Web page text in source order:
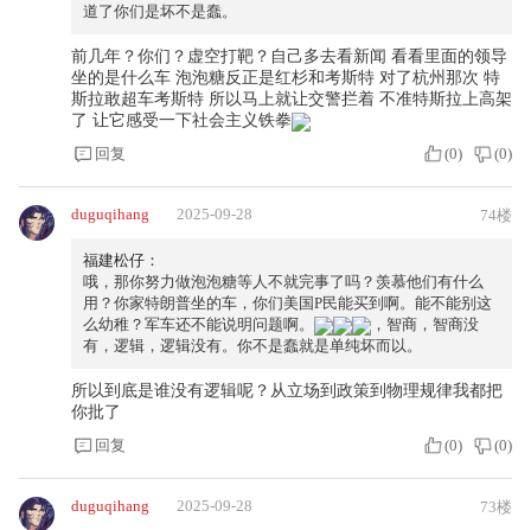
道了你们是坏不是蠢。
前几年？你们？虚空打靶？自己多去看新闻 看看里面的领导
坐的是什么车 泡泡糖反正是红杉和考斯特 对了杭州那次 特
斯拉敢超车考斯特 所以马上就让交警拦着 不准特斯拉上高架
了 让它感受一下社会主义铁拳
回复
(0) (0)
duguqihang 2025-09-28 74楼
福建松仔：
哦，那你努力做泡泡糖等人不就完事了吗？羡慕他们有什么
用？你家特朗普坐的车，你们美国P民能买到啊。能不能别这
么幼稚？军车还不能说明问题啊。
，智商，智商没
有，逻辑，逻辑没有。你不是蠢就是单纯坏而以。
所以到底是谁没有逻辑呢？从立场到政策到物理规律我都把
你批了
回复
(0) (0)
duguqihang 2025-09-28 73楼